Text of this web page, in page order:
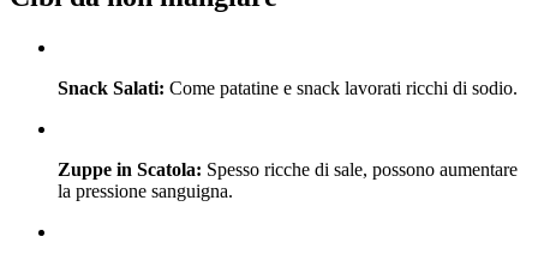
Snack Salati: Come patatine e snack lavorati ricchi di sodio.
Zuppe in Scatola: Spesso ricche di sale, possono aumentare
la pressione sanguigna.